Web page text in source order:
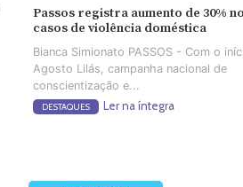
Passos registra aumento de 30%
casos de violência doméstica
Bianca Simionato PASSOS - Com o
Agosto Lilás, campanha nacional de
conscientização e...
DESTAQUES Ler na íntegra